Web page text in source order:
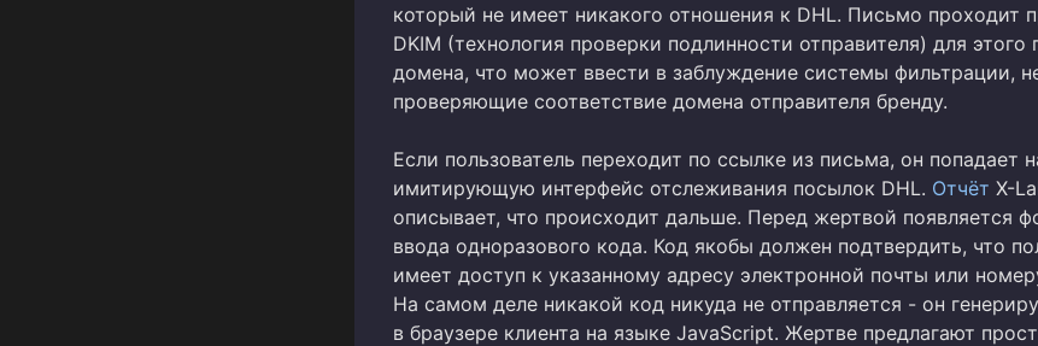
который не имеет никакого отношения к DHL. Письмо проходит
DKIM (технология проверки подлинности отправителя) для этого
домена, что может ввести в заблуждение системы фильтрации,
проверяющие соответствие домена отправителя бренду.
Если пользователь переходит по ссылке из письма, он попадает
имитирующую интерфейс отслеживания посылок DHL. Отчёт X-
описывает, что происходит дальше. Перед жертвой появляется
ввода одноразового кода. Код якобы должен подтвердить, что
имеет доступ к указанному адресу электронной почты или
На самом деле никакой код никуда не отправляется - он
в браузере клиента на языке JavaScript. Жертве предлагают